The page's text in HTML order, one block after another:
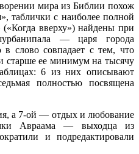
мира из Библии похож
таблички с наиболее полной
вверху») найдены при
— царя города
слово совпадает с тем, что
старше ее минимум на тысячу
6 из них описывают
полностью посвящена
а 7-ой — отдых и любование
Авраама — выходца из
и подредактировали